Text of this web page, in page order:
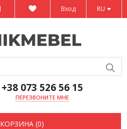
RU
Вход
+38 073 526 56 15
ПЕРЕЗВОНИТЕ МНЕ
КОРЗИНА (0)